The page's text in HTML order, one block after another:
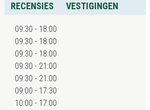
RECENSIES VESTIGINGEN
09:30 - 18:00
09:30 - 18:00
09:30 - 18:00
09:30 - 21:00
09:30 - 21:00
09:00 - 17:30
10:00 - 17:00